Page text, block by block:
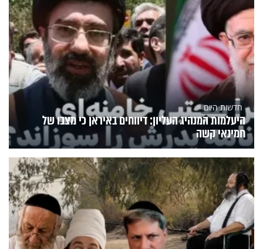
חדשות היום
היעלמות המנהיג העליון: דיווחים באיראן כי מצבו של
חמינאי קשה